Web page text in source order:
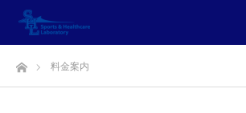
ホーム料金案内